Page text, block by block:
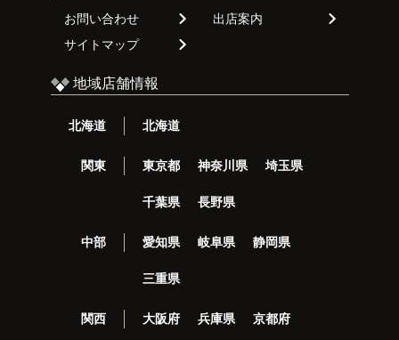
お問い合わせ
出店案内
サイトマップ
地域店舗情報
北海道 北海道
関東 東京都 神奈川県 埼玉県
千葉県 長野県
中部 愛知県 岐阜県 静岡県
三重県
関西 大阪府 兵庫県 京都府